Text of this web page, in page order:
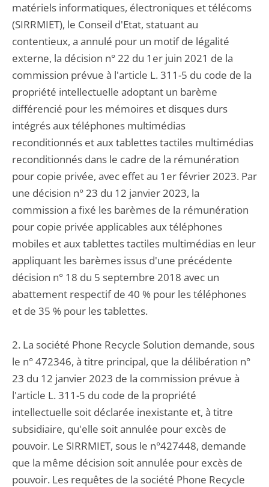
matériels informatiques, électroniques et télécoms
(SIRRMIET), le Conseil d'Etat, statuant au
contentieux, a annulé pour un motif de légalité
externe, la décision n° 22 du 1er juin 2021 de la
commission prévue à l'article L. 311-5 du code de la
propriété intellectuelle adoptant un barème
différencié pour les mémoires et disques durs
intégrés aux téléphones multimédias
reconditionnés et aux tablettes tactiles multimédias
reconditionnés dans le cadre de la rémunération
pour copie privée, avec effet au 1er février 2023. Par
une décision n° 23 du 12 janvier 2023, la
commission a fixé les barèmes de la rémunération
pour copie privée applicables aux téléphones
mobiles et aux tablettes tactiles multimédias en leur
appliquant les barèmes issus d'une précédente
décision n° 18 du 5 septembre 2018 avec un
abattement respectif de 40 % pour les téléphones
et de 35 % pour les tablettes.
2. La société Phone Recycle Solution demande, sous
le n° 472346, à titre principal, que la délibération n°
23 du 12 janvier 2023 de la commission prévue à
l'article L. 311-5 du code de la propriété
intellectuelle soit déclarée inexistante et, à titre
subsidiaire, qu'elle soit annulée pour excès de
pouvoir. Le SIRRMIET, sous le n°427448, demande
que la même décision soit annulée pour excès de
pouvoir. Les requêtes de la société Phone Recycle